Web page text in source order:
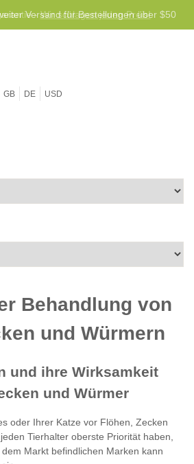
Versand für Bestellungen über $50
GB DE USD